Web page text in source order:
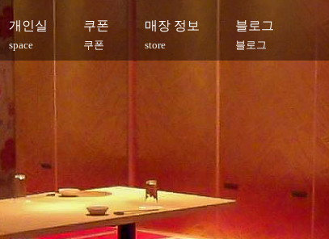
개인실
space
쿠폰
쿠폰
매장 정보
store
블로그
블로그